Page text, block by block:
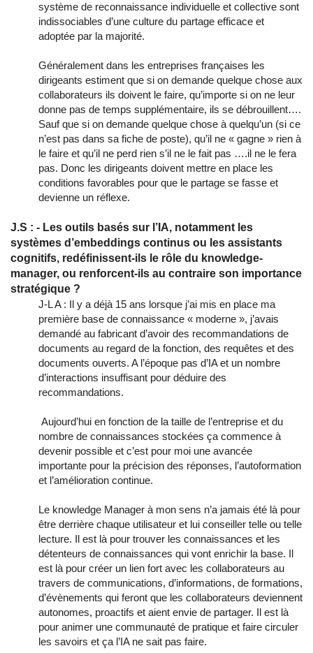
système de reconnaissance individuelle et collective sont
indissociables d’une culture du partage efficace et
adoptée par la majorité.
Généralement dans les entreprises françaises les
dirigeants estiment que si on demande quelque chose aux
collaborateurs ils doivent le faire, qu’importe si on ne leur
donne pas de temps supplémentaire, ils se débrouillent….
Sauf que si on demande quelque chose à quelqu’un (si ce
n’est pas dans sa fiche de poste), qu’il ne « gagne » rien à
le faire et qu’il ne perd rien s’il ne le fait pas ….il ne le fera
pas. Donc les dirigeants doivent mettre en place les
conditions favorables pour que le partage se fasse et
devienne un réflexe.
J.S : - Les outils basés sur l’IA, notamment les
systèmes d’embeddings continus ou les assistants
cognitifs, redéfinissent-ils le rôle du knowledge-
manager, ou renforcent-ils au contraire son importance
stratégique ?
J-L A : Il y a déjà 15 ans lorsque j’ai mis en place ma
première base de connaissance « moderne », j’avais
demandé au fabricant d’avoir des recommandations de
documents au regard de la fonction, des requêtes et des
documents ouverts. A l’époque pas d’IA et un nombre
d’interactions insuffisant pour déduire des
recommandations.
Aujourd’hui en fonction de la taille de l’entreprise et du
nombre de connaissances stockées ça commence à
devenir possible et c’est pour moi une avancée
importante pour la précision des réponses, l’autoformation
et l’amélioration continue.
Le knowledge Manager à mon sens n’a jamais été là pour
être derrière chaque utilisateur et lui conseiller telle ou telle
lecture. Il est là pour trouver les connaissances et les
détenteurs de connaissances qui vont enrichir la base. Il
est là pour créer un lien fort avec les collaborateurs au
travers de communications, d’informations, de formations,
d’évènements qui feront que les collaborateurs deviennent
autonomes, proactifs et aient envie de partager. Il est là
pour animer une communauté de pratique et faire circuler
les savoirs et ça l’IA ne sait pas faire.